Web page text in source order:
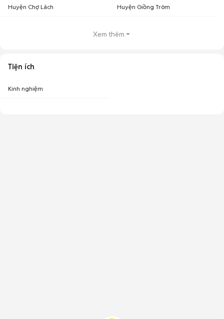
Huyện Chợ Lách Huyện Giồng Trôm
Xem thêm
Tiện ích
Kinh nghiệm